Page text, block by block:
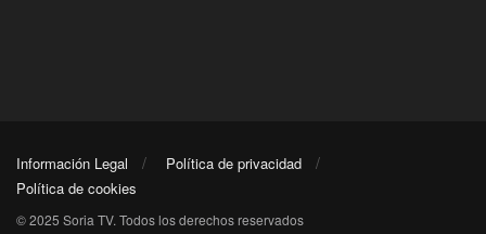
Información Legal
Política de privacidad
Política de cookies
© 2025 Soria TV. Todos los derechos reservados